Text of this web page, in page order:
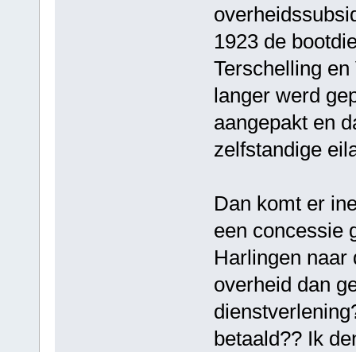
1923 de
Terschelling
langer werd
aangepakt en
zelfstandige
Dan komt er
een concessie
Harlingen naar
overheid dan
betaald?? Ik